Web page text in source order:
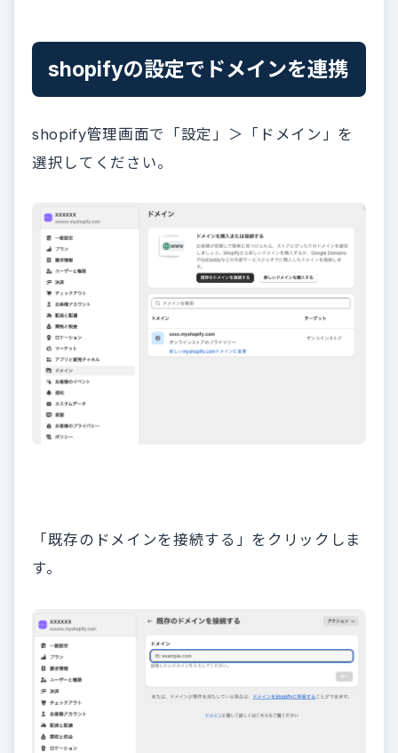
shopifyの設定でドメインを連携
shopify管理画面で「設定」＞「ドメイン」を
選択してください。
「既存のドメインを接続する」をクリックしま
す。